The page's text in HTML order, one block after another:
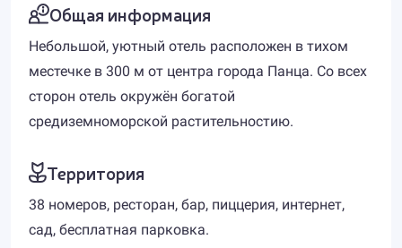
Общая информация
Небольшой, уютный отель расположен в тихом
местечке в 300 м от центра города Панца. Со всех
сторон отель окружён богатой
средиземноморской растительностию.
Территория
38 номеров, ресторан, бар, пиццерия, интернет,
сад, бесплатная парковка.